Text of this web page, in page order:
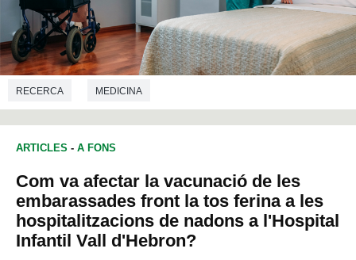
RECERCA MEDICINA
ARTICLES - A FONS
Com va afectar la vacunació de les
embarassades front la tos ferina a les
hospitalitzacions de nadons a l'Hospital
Infantil Vall d'Hebron?